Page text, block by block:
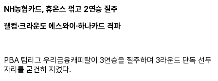
NH농협카드, 휴온스 꺾고 2연승 질주
웰컴·크라운도 에스와이·하나카드 격파
PBA 팀리그 우리금융캐피탈이 3연승을 질주하며 3라운드 단독 선두
자리를 굳건히 지켰다.